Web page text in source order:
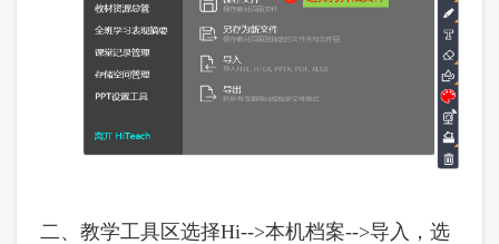
二、教学工具区选择Hi-->本机档案-->导入，选